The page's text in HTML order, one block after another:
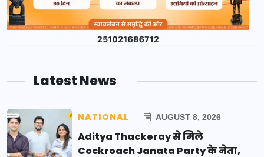
Latest News
NATIONAL AUGUST 8, 2026
Aditya Thackeray से मिले
Cockroach Janata Party के नेता,